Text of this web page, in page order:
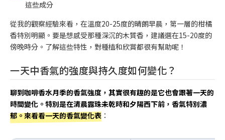
這些成分
從我的觀察經驗來看，在溫度20-25度的晴朗早晨，第一層的柑橘
香特別明顯。要是想感受那種深沉的木質香，建議選在15-20度的
傍晚時分。了解這些特性，對種植和欣賞都很有幫助呢！
一天中香氣的強度與持久度如何變化？
聊到咖啡香水月季的香氣強度，其實很有趣的是它也會跟著一天的
時間變化。特別是在清晨露珠未乾時和夕陽西下前，香氣特別濃
郁。來看看一天的香氣變化表 ：